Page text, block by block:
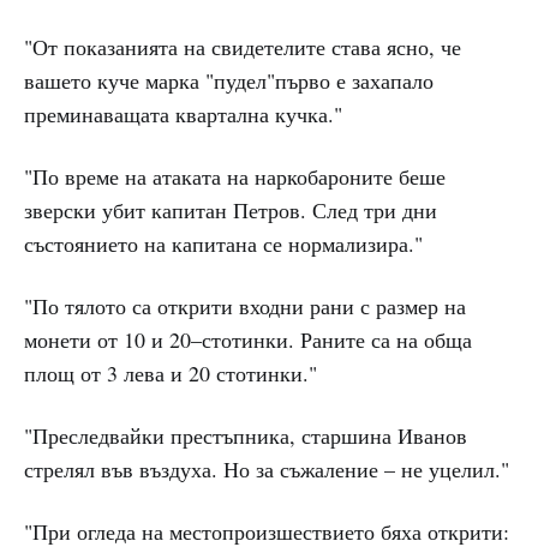
"От показанията на свидетелите става ясно, че
вашето куче марка "пудел"първо е захапало
преминаващата квартална кучка."
"По време на атаката на наркобароните беше
зверски убит капитан Петров. След три дни
състоянието на капитана се нормализира."
"По тялото са открити входни рани с размер на
монети от 10 и 20–стотинки. Раните са на обща
площ от 3 лева и 20 стотинки."
"Преследвайки престъпника, старшина Иванов
стрелял във въздуха. Но за съжаление – не уцелил."
"При огледа на местопроизшествието бяха открити: